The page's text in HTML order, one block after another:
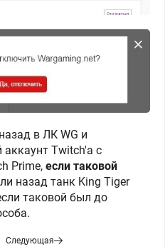
в ЛК WG и
Twitch'a с
Prime, если таковой
назад танк King Tiger
таковой был до
Следующая